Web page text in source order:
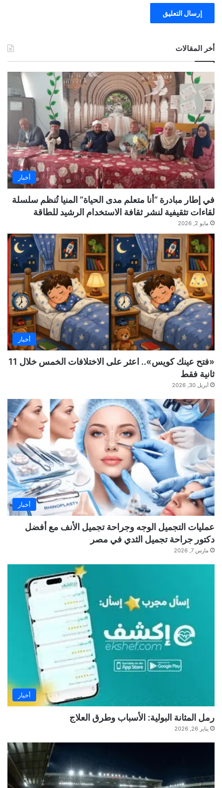
أخر المقالات
أخبار
في إطار مبادرة “أنا متعلم مدى الحياة” المنيا تُنظم سلسلة
لقاءات تثقيفية لنشر ثقافة الاستخدام الرشيد للطاقة
مايو 2, 2026
أخبار
«فتح عينك كويس».. اعثر على الاختلافات الخمس خلال 11
ثانية فقط
أبريل 30, 2026
أخبار
عمليات التجميل الوجه وجراحة تجميل الأنف مع أفضل
دكتور جراحة تجميل الثدي في مصر
مارس 7, 2026
أخبار
رمل المثانة البولية: الأسباب وطرق العلاج
يناير 26, 2026